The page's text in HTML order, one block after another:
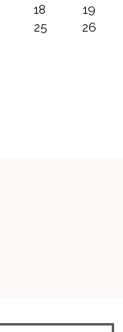
18
19
25
26